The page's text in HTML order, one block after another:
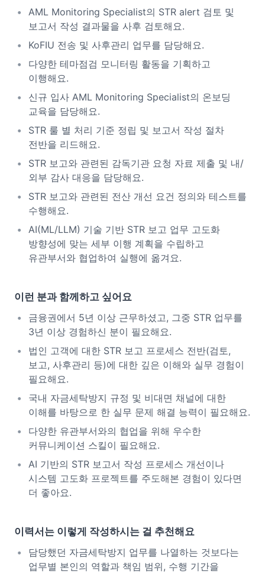
AML Monitoring Specialist의 STR alert 검토 및
보고서 작성 결과물을 사후 검토해요.
KoFIU 전송 및 사후관리 업무를 담당해요.
다양한 테마점검 모니터링 활동을 기획하고
이행해요.
신규 입사 AML Monitoring Specialist의 온보딩
교육을 담당해요.
STR 룰 별 처리 기준 정립 및 보고서 작성 절차
전반을 리드해요.
STR 보고와 관련된 감독기관 요청 자료 제출 및 내/
외부 감사 대응을 담당해요.
STR 보고와 관련된 전산 개선 요건 정의와 테스트를
수행해요.
AI(ML/LLM) 기술 기반 STR 보고 업무 고도화
방향성에 맞는 세부 이행 계획을 수립하고
유관부서와 협업하여 실행에 옮겨요.
이런 분과 함께하고 싶어요
금융권에서 5년 이상 근무하셨고, 그중 STR 업무를
3년 이상 경험하신 분이 필요해요.
법인 고객에 대한 STR 보고 프로세스 전반(검토,
보고, 사후관리 등)에 대한 깊은 이해와 실무 경험이
필요해요.
국내 자금세탁방지 규정 및 비대면 채널에 대한
이해를 바탕으로 한 실무 문제 해결 능력이 필요해요.
다양한 유관부서와의 협업을 위해 우수한
커뮤니케이션 스킬이 필요해요.
AI 기반의 STR 보고서 작성 프로세스 개선이나
시스템 고도화 프로젝트를 주도해본 경험이 있다면
더 좋아요.
이력서는 이렇게 작성하시는 걸 추천해요
담당했던 자금세탁방지 업무를 나열하는 것보다는
업무별 본인의 역할과 책임 범위, 수행 기간을